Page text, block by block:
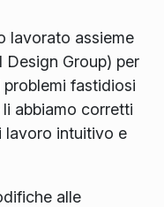
lavorato assieme
Design Group) per
fastidiosi
abbiamo corretti
lavoro intuitivo e
alle